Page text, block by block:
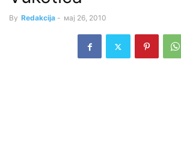
By Redakcija - мај 26, 2010